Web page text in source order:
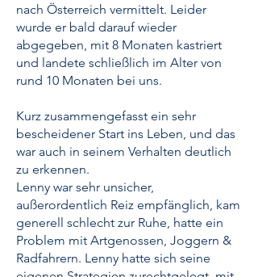
nach Österreich vermittelt. Leider
wurde er bald darauf wieder
abgegeben, mit 8 Monaten kastriert
und landete schließlich im Alter von
rund 10 Monaten bei uns.
Kurz zusammengefasst ein sehr
bescheidener Start ins Leben, und das
war auch in seinem Verhalten deutlich
zu erkennen.
Lenny war sehr unsicher,
außerordentlich Reiz empfänglich, kam
generell schlecht zur Ruhe, hatte ein
Problem mit Artgenossen, Joggern &
Radfahrern. Lenny hatte sich seine